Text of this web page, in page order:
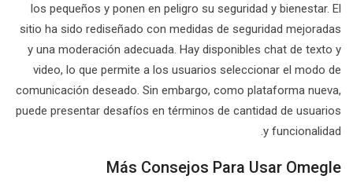
los pequeños y ponen en peligro su seguridad y bienestar. El
sitio ha sido rediseñado con medidas de seguridad mejoradas
y una moderación adecuada. Hay disponibles chat de texto y
video, lo que permite a los usuarios seleccionar el modo de
comunicación deseado. Sin embargo, como plataforma nueva,
puede presentar desafíos en términos de cantidad de usuarios
y funcionalidad.
Más Consejos Para Usar Omegle